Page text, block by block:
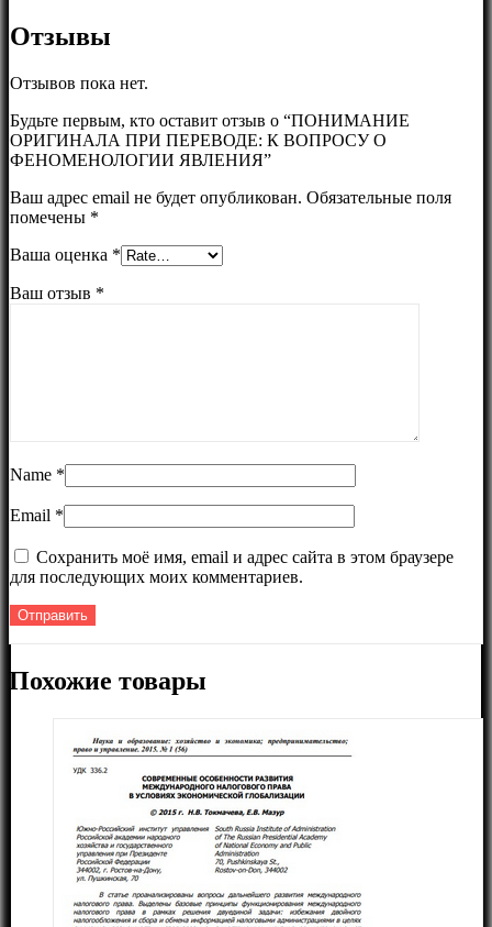
Отзывы
Отзывов пока нет.
Будьте первым, кто оставит отзыв о “ПОНИМАНИЕ
ОРИГИНАЛА ПРИ ПЕРЕВОДЕ: К ВОПРОСУ О
ФЕНОМЕНОЛОГИИ ЯВЛЕНИЯ”
Ваш адрес email не будет опубликован. Обязательные поля
помечены *
Ваша оценка *
Ваш отзыв *
Name *
Email *
Сохранить моё имя, email и адрес сайта в этом браузере
для последующих моих комментариев.
Похожие товары